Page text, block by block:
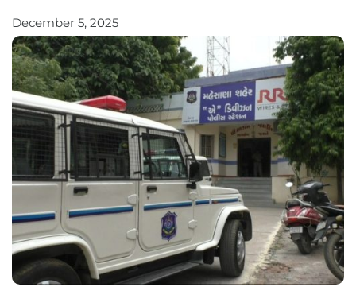
December 5, 2025